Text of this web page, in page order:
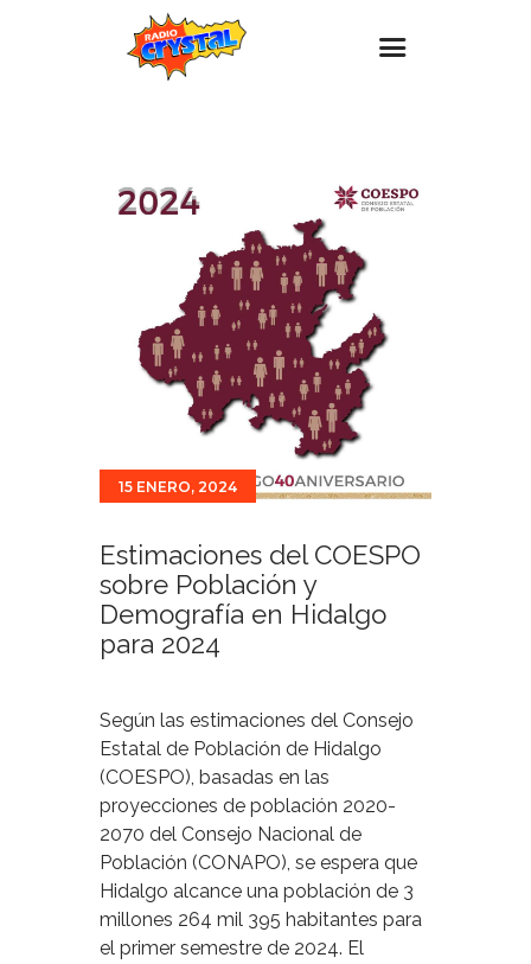
Estaciones
Promociones
Noticias
Para ti
Contacto
15 ENERO, 2024
Estimaciones del COESPO
sobre Población y
Demografía en Hidalgo
para 2024
Según las estimaciones del Consejo
Estatal de Población de Hidalgo
(COESPO), basadas en las
proyecciones de población 2020-
2070 del Consejo Nacional de
Población (CONAPO), se espera que
Hidalgo alcance una población de 3
millones 264 mil 395 habitantes para
el primer semestre de 2024. El